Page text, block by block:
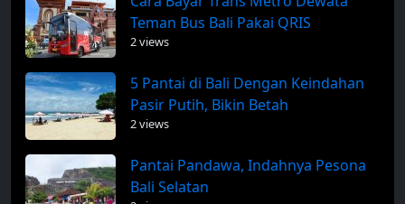
Teman Bus Bali Pakai QRIS
2 views
5 Pantai di Bali Dengan Keindahan
Pasir Putih, Bikin Betah
2 views
Pantai Pandawa, Indahnya Pesona
Bali Selatan